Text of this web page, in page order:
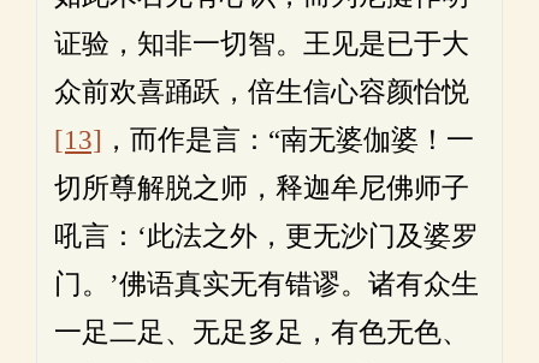
证验，知非一切智。王见是已于大
众前欢喜踊跃，倍生信心容颜怡悦
[13] ，而作是言：“南无婆伽婆！一
切所尊解脱之师，释迦牟尼佛师子
吼言：‘此法之外，更无沙门及婆罗
门。’佛语真实无有错谬。诸有众生
一足二足、无足多足，有色无色、